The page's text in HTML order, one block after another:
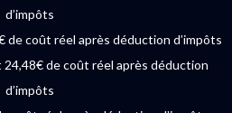
d’impôts
de coût réel après déduction d’impôts
de coût réel après déduction
d’impôts